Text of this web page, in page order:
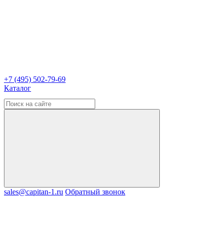
+7 (495) 502-79-69
Каталог
sales@capitan-1.ru Обратный звонок